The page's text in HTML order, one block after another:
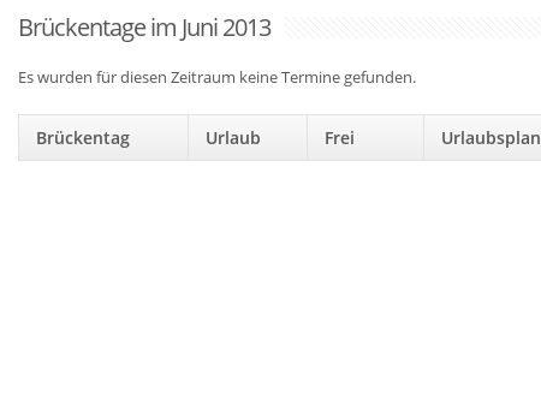
Brückentage im Juni 2013
Es wurden für diesen Zeitraum keine Termine gefunden.
Brückentag Urlaub Frei Urlaubsplan